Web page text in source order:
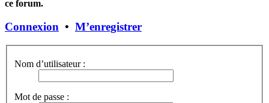
ce forum.
Connexion • M’enregistrer
Nom d’utilisateur :
Mot de passe :